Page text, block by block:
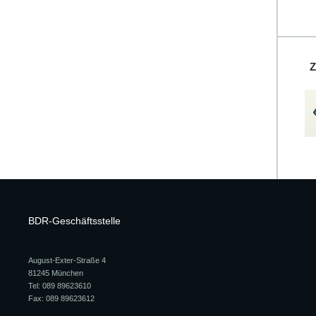
BDR-Geschäftsstelle
August-Exter-Straße 4
81245 München
Tel: 089 89623610
Fax: 089 89623612